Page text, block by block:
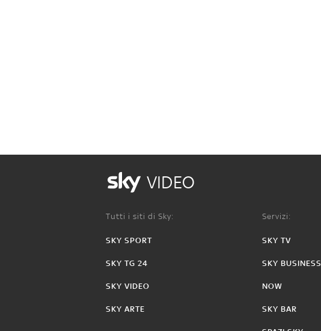
VIDEO
Tutti i siti di Sky:
SKY SPORT
SKY TG 24
SKY VIDEO
SKY ARTE
Servizi:
SKY TV
SKY BUSINESS
NOW
SKY BAR